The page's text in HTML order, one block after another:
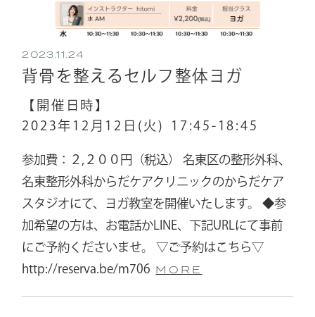
2023.11.24
背骨を整えるセルフ整体ヨガ
【開催日時】
2023年12月12日(火)
17:45-18:45
参加費：２,２００円（税込） 名東区の整形外科、
名東整形外科からだケアクリニックのからだケア
スタジオにて、ヨガ教室を開催いたします。 ◆参
加希望の方は、お電話かLINE、下記URLにて事前
にご予約くださいませ。 ▽ご予約はこちら▽
http://reserva.be/m706 MORE